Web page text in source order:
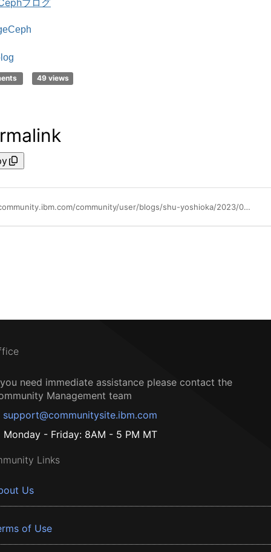
ブログ
49 views
https://community.ibm.com/community/user/blogs/shu-yoshioka/2023/08/30/cephblog-2-ibm-storage-ceph
need immediate assistance please contact the
Management team
support@communitysite.ibm.com
Monday - Friday: 8AM - 5 PM MT
Links
Us
of Use